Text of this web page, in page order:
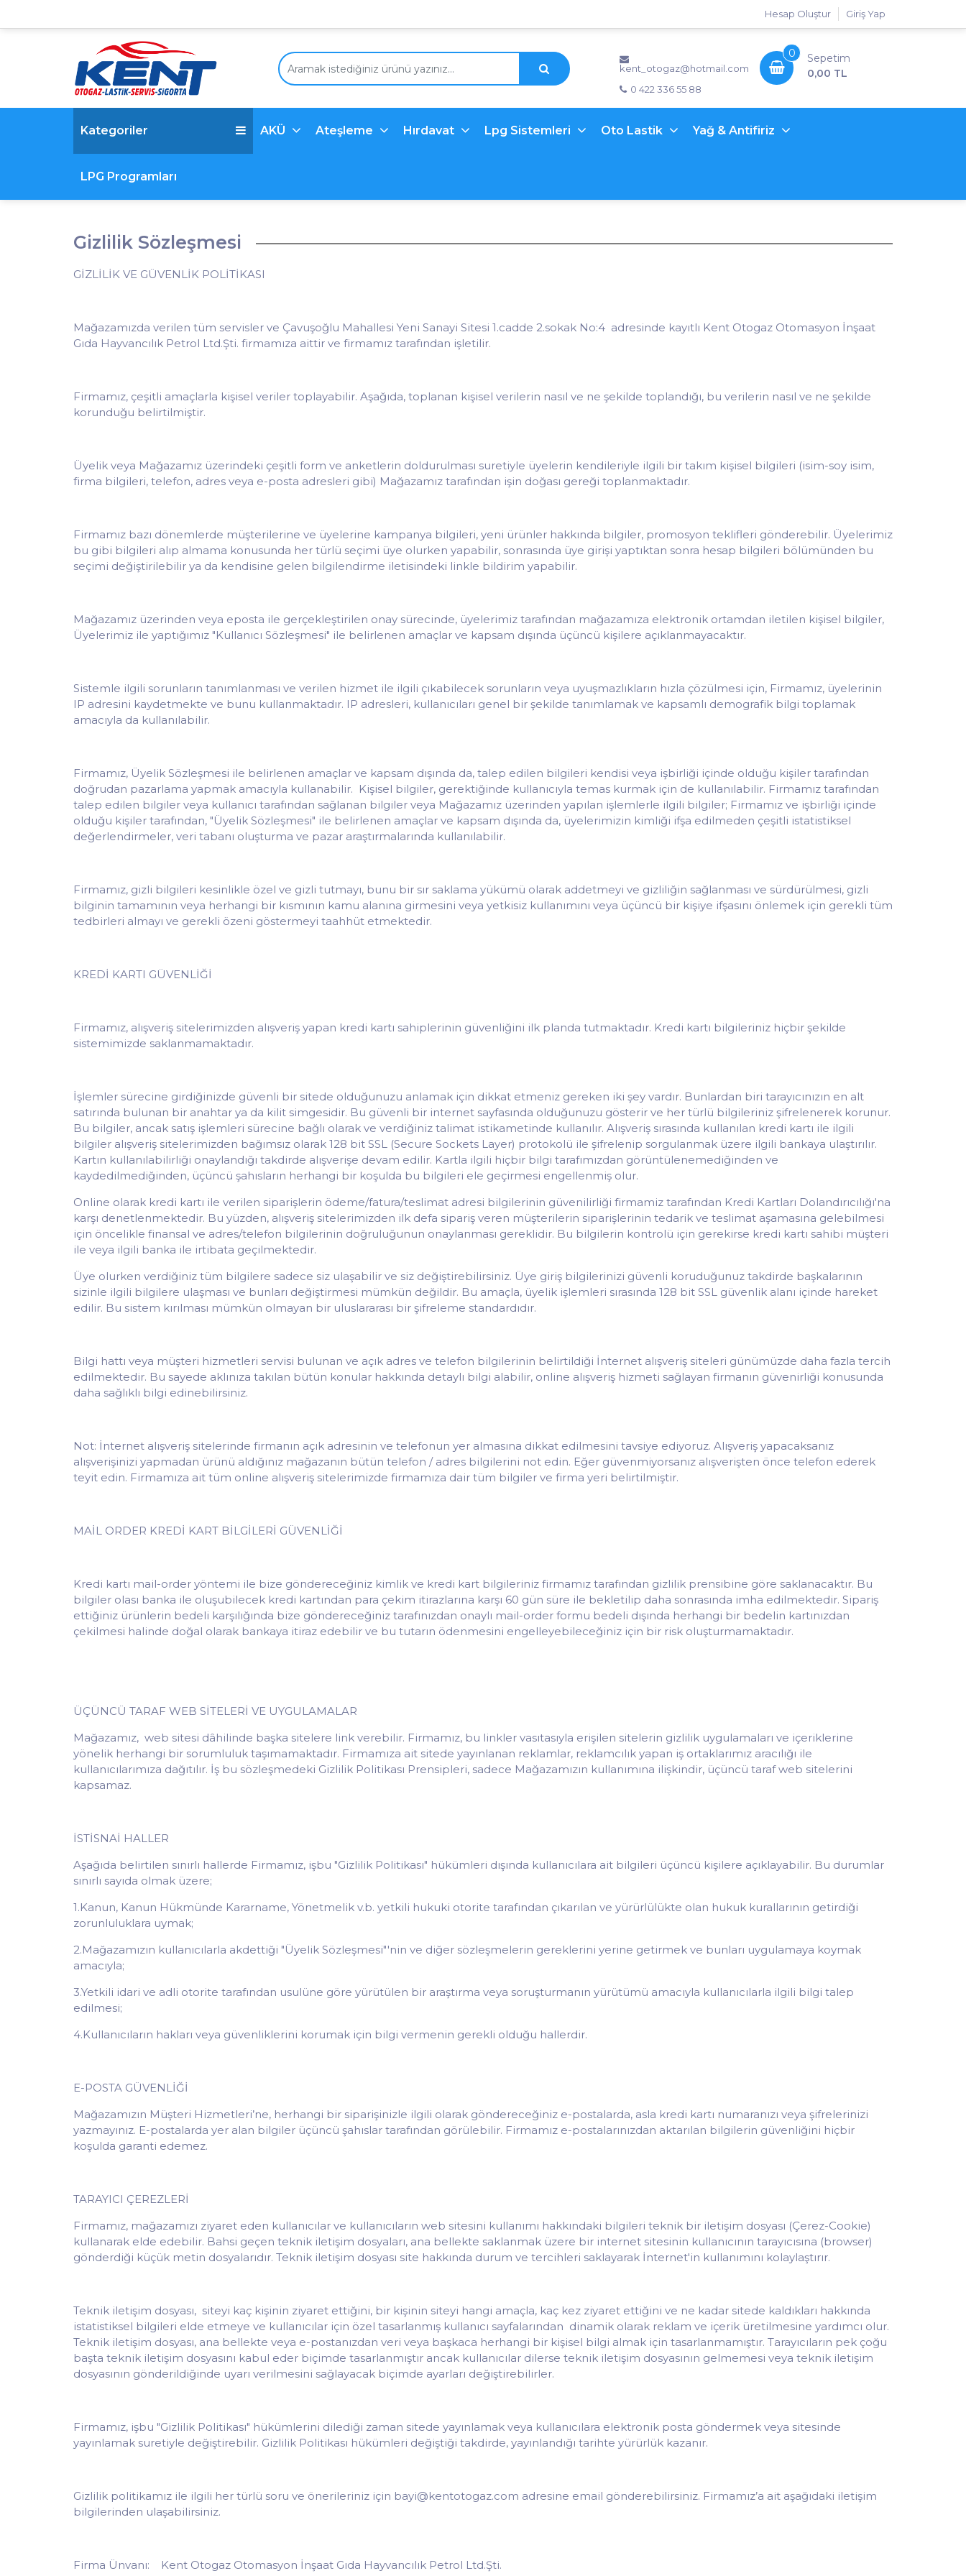
Giriş Yap
Hesap Oluştur
kent_otogaz@hotmail.com
0 422 336 55 88
0
Sepetim
0,00 TL
Kategoriler AKÜ Ateşleme Hırdavat Lpg Sistemleri Oto Lastik Yağ & Antifiriz
LPG Programları
Gizlilik Sözleşmesi
GİZLİLİK VE GÜVENLİK POLİTİKASI
Mağazamızda verilen tüm servisler ve Çavuşoğlu Mahallesi Yeni Sanayi Sitesi 1.cadde 2.sokak No:4 adresinde kayıtlı Kent Otogaz Otomasyon İnşaat
Gıda Hayvancılık Petrol Ltd.Şti. firmamıza aittir ve firmamız tarafından işletilir.
Firmamız, çeşitli amaçlarla kişisel veriler toplayabilir. Aşağıda, toplanan kişisel verilerin nasıl ve ne şekilde toplandığı, bu verilerin nasıl ve ne şekilde
korunduğu belirtilmiştir.
Üyelik veya Mağazamız üzerindeki çeşitli form ve anketlerin doldurulması suretiyle üyelerin kendileriyle ilgili bir takım kişisel bilgileri (isim-soy isim,
firma bilgileri, telefon, adres veya e-posta adresleri gibi) Mağazamız tarafından işin doğası gereği toplanmaktadır.
Firmamız bazı dönemlerde müşterilerine ve üyelerine kampanya bilgileri, yeni ürünler hakkında bilgiler, promosyon teklifleri gönderebilir. Üyelerimiz
bu gibi bilgileri alıp almama konusunda her türlü seçimi üye olurken yapabilir, sonrasında üye girişi yaptıktan sonra hesap bilgileri bölümünden bu
seçimi değiştirilebilir ya da kendisine gelen bilgilendirme iletisindeki linkle bildirim yapabilir.
Mağazamız üzerinden veya eposta ile gerçekleştirilen onay sürecinde, üyelerimiz tarafından mağazamıza elektronik ortamdan iletilen kişisel bilgiler,
Üyelerimiz ile yaptığımız "Kullanıcı Sözleşmesi" ile belirlenen amaçlar ve kapsam dışında üçüncü kişilere açıklanmayacaktır.
Sistemle ilgili sorunların tanımlanması ve verilen hizmet ile ilgili çıkabilecek sorunların veya uyuşmazlıkların hızla çözülmesi için, Firmamız, üyelerinin
IP adresini kaydetmekte ve bunu kullanmaktadır. IP adresleri, kullanıcıları genel bir şekilde tanımlamak ve kapsamlı demografik bilgi toplamak
amacıyla da kullanılabilir.
Firmamız, Üyelik Sözleşmesi ile belirlenen amaçlar ve kapsam dışında da, talep edilen bilgileri kendisi veya işbirliği içinde olduğu kişiler tarafından
doğrudan pazarlama yapmak amacıyla kullanabilir. Kişisel bilgiler, gerektiğinde kullanıcıyla temas kurmak için de kullanılabilir. Firmamız tarafından
talep edilen bilgiler veya kullanıcı tarafından sağlanan bilgiler veya Mağazamız üzerinden yapılan işlemlerle ilgili bilgiler; Firmamız ve işbirliği içinde
olduğu kişiler tarafından, "Üyelik Sözleşmesi" ile belirlenen amaçlar ve kapsam dışında da, üyelerimizin kimliği ifşa edilmeden çeşitli istatistiksel
değerlendirmeler, veri tabanı oluşturma ve pazar araştırmalarında kullanılabilir.
Firmamız, gizli bilgileri kesinlikle özel ve gizli tutmayı, bunu bir sır saklama yükümü olarak addetmeyi ve gizliliğin sağlanması ve sürdürülmesi, gizli
bilginin tamamının veya herhangi bir kısmının kamu alanına girmesini veya yetkisiz kullanımını veya üçüncü bir kişiye ifşasını önlemek için gerekli tüm
tedbirleri almayı ve gerekli özeni göstermeyi taahhüt etmektedir.
KREDİ KARTI GÜVENLİĞİ
Firmamız, alışveriş sitelerimizden alışveriş yapan kredi kartı sahiplerinin güvenliğini ilk planda tutmaktadır. Kredi kartı bilgileriniz hiçbir şekilde
sistemimizde saklanmamaktadır.
İşlemler sürecine girdiğinizde güvenli bir sitede olduğunuzu anlamak için dikkat etmeniz gereken iki şey vardır. Bunlardan biri tarayıcınızın en alt
satırında bulunan bir anahtar ya da kilit simgesidir. Bu güvenli bir internet sayfasında olduğunuzu gösterir ve her türlü bilgileriniz şifrelenerek korunur.
Bu bilgiler, ancak satış işlemleri sürecine bağlı olarak ve verdiğiniz talimat istikametinde kullanılır. Alışveriş sırasında kullanılan kredi kartı ile ilgili
bilgiler alışveriş sitelerimizden bağımsız olarak 128 bit SSL (Secure Sockets Layer) protokolü ile şifrelenip sorgulanmak üzere ilgili bankaya ulaştırılır.
Kartın kullanılabilirliği onaylandığı takdirde alışverişe devam edilir. Kartla ilgili hiçbir bilgi tarafımızdan görüntülenemediğinden ve
kaydedilmediğinden, üçüncü şahısların herhangi bir koşulda bu bilgileri ele geçirmesi engellenmiş olur.
Online olarak kredi kartı ile verilen siparişlerin ödeme/fatura/teslimat adresi bilgilerinin güvenilirliği firmamiz tarafından Kredi Kartları Dolandırıcılığı'na
karşı denetlenmektedir. Bu yüzden, alışveriş sitelerimizden ilk defa sipariş veren müşterilerin siparişlerinin tedarik ve teslimat aşamasına gelebilmesi
için öncelikle finansal ve adres/telefon bilgilerinin doğruluğunun onaylanması gereklidir. Bu bilgilerin kontrolü için gerekirse kredi kartı sahibi müşteri
ile veya ilgili banka ile irtibata geçilmektedir.
Üye olurken verdiğiniz tüm bilgilere sadece siz ulaşabilir ve siz değiştirebilirsiniz. Üye giriş bilgilerinizi güvenli koruduğunuz takdirde başkalarının
sizinle ilgili bilgilere ulaşması ve bunları değiştirmesi mümkün değildir. Bu amaçla, üyelik işlemleri sırasında 128 bit SSL güvenlik alanı içinde hareket
edilir. Bu sistem kırılması mümkün olmayan bir uluslararası bir şifreleme standardıdır.
Bilgi hattı veya müşteri hizmetleri servisi bulunan ve açık adres ve telefon bilgilerinin belirtildiği İnternet alışveriş siteleri günümüzde daha fazla tercih
edilmektedir. Bu sayede aklınıza takılan bütün konular hakkında detaylı bilgi alabilir, online alışveriş hizmeti sağlayan firmanın güvenirliği konusunda
daha sağlıklı bilgi edinebilirsiniz.
Not: İnternet alışveriş sitelerinde firmanın açık adresinin ve telefonun yer almasına dikkat edilmesini tavsiye ediyoruz. Alışveriş yapacaksanız
alışverişinizi yapmadan ürünü aldığınız mağazanın bütün telefon / adres bilgilerini not edin. Eğer güvenmiyorsanız alışverişten önce telefon ederek
teyit edin. Firmamıza ait tüm online alışveriş sitelerimizde firmamıza dair tüm bilgiler ve firma yeri belirtilmiştir.
MAİL ORDER KREDİ KART BİLGİLERİ GÜVENLİĞİ
Kredi kartı mail-order yöntemi ile bize göndereceğiniz kimlik ve kredi kart bilgileriniz firmamız tarafından gizlilik prensibine göre saklanacaktır. Bu
bilgiler olası banka ile oluşubilecek kredi kartından para çekim itirazlarına karşı 60 gün süre ile bekletilip daha sonrasında imha edilmektedir. Sipariş
ettiğiniz ürünlerin bedeli karşılığında bize göndereceğiniz tarafınızdan onaylı mail-order formu bedeli dışında herhangi bir bedelin kartınızdan
çekilmesi halinde doğal olarak bankaya itiraz edebilir ve bu tutarın ödenmesini engelleyebileceğiniz için bir risk oluşturmamaktadır.
ÜÇÜNCÜ TARAF WEB SİTELERİ VE UYGULAMALAR
Mağazamız, web sitesi dâhilinde başka sitelere link verebilir. Firmamız, bu linkler vasıtasıyla erişilen sitelerin gizlilik uygulamaları ve içeriklerine
yönelik herhangi bir sorumluluk taşımamaktadır. Firmamıza ait sitede yayınlanan reklamlar, reklamcılık yapan iş ortaklarımız aracılığı ile
kullanıcılarımıza dağıtılır. İş bu sözleşmedeki Gizlilik Politikası Prensipleri, sadece Mağazamızın kullanımına ilişkindir, üçüncü taraf web sitelerini
kapsamaz.
İSTİSNAİ HALLER
Aşağıda belirtilen sınırlı hallerde Firmamız, işbu "Gizlilik Politikası" hükümleri dışında kullanıcılara ait bilgileri üçüncü kişilere açıklayabilir. Bu durumlar
sınırlı sayıda olmak üzere;
1.Kanun, Kanun Hükmünde Kararname, Yönetmelik v.b. yetkili hukuki otorite tarafından çıkarılan ve yürürlülükte olan hukuk kurallarının getirdiği
zorunluluklara uymak;
2.Mağazamızın kullanıcılarla akdettiği "Üyelik Sözleşmesi"'nin ve diğer sözleşmelerin gereklerini yerine getirmek ve bunları uygulamaya koymak
amacıyla;
3.Yetkili idari ve adli otorite tarafından usulüne göre yürütülen bir araştırma veya soruşturmanın yürütümü amacıyla kullanıcılarla ilgili bilgi talep
edilmesi;
4.Kullanıcıların hakları veya güvenliklerini korumak için bilgi vermenin gerekli olduğu hallerdir.
E-POSTA GÜVENLİĞİ
Mağazamızın Müşteri Hizmetleri’ne, herhangi bir siparişinizle ilgili olarak göndereceğiniz e-postalarda, asla kredi kartı numaranızı veya şifrelerinizi
yazmayınız. E-postalarda yer alan bilgiler üçüncü şahıslar tarafından görülebilir. Firmamız e-postalarınızdan aktarılan bilgilerin güvenliğini hiçbir
koşulda garanti edemez.
TARAYICI ÇEREZLERİ
Firmamız, mağazamızı ziyaret eden kullanıcılar ve kullanıcıların web sitesini kullanımı hakkındaki bilgileri teknik bir iletişim dosyası (Çerez-Cookie)
kullanarak elde edebilir. Bahsi geçen teknik iletişim dosyaları, ana bellekte saklanmak üzere bir internet sitesinin kullanıcının tarayıcısına (browser)
gönderdiği küçük metin dosyalarıdır. Teknik iletişim dosyası site hakkında durum ve tercihleri saklayarak İnternet'in kullanımını kolaylaştırır.
Teknik iletişim dosyası, siteyi kaç kişinin ziyaret ettiğini, bir kişinin siteyi hangi amaçla, kaç kez ziyaret ettiğini ve ne kadar sitede kaldıkları hakkında
istatistiksel bilgileri elde etmeye ve kullanıcılar için özel tasarlanmış kullanıcı sayfalarından dinamik olarak reklam ve içerik üretilmesine yardımcı olur.
Teknik iletişim dosyası, ana bellekte veya e-postanızdan veri veya başkaca herhangi bir kişisel bilgi almak için tasarlanmamıştır. Tarayıcıların pek çoğu
başta teknik iletişim dosyasını kabul eder biçimde tasarlanmıştır ancak kullanıcılar dilerse teknik iletişim dosyasının gelmemesi veya teknik iletişim
dosyasının gönderildiğinde uyarı verilmesini sağlayacak biçimde ayarları değiştirebilirler.
Firmamız, işbu "Gizlilik Politikası" hükümlerini dilediği zaman sitede yayınlamak veya kullanıcılara elektronik posta göndermek veya sitesinde
yayınlamak suretiyle değiştirebilir. Gizlilik Politikası hükümleri değiştiği takdirde, yayınlandığı tarihte yürürlük kazanır.
Gizlilik politikamız ile ilgili her türlü soru ve önerileriniz için bayi@kentotogaz.com adresine email gönderebilirsiniz. Firmamız’a ait aşağıdaki iletişim
bilgilerinden ulaşabilirsiniz.
Firma Ünvanı: Kent Otogaz Otomasyon İnşaat Gıda Hayvancılık Petrol Ltd.Şti.